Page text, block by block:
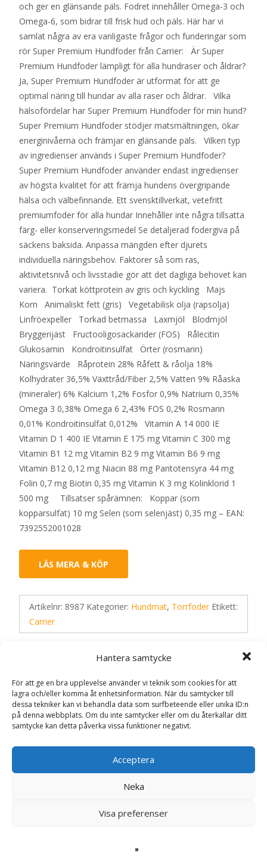
Hantera samtycke
För att ge en bra upplevelse använder vi teknik som cookies för att
lagra och/eller komma åt enhetsinformation. När du samtycker till
dessa tekniker kan vi behandla data som surfbeteende eller unika ID:n
på denna webbplats. Om du inte samtycker eller om du återkallar ditt
samtycke kan detta påverka vissa funktioner negativt.
Acceptera
Neka
Visa preferenser
och ger en glänsande päls. Fodret innehåller Omega-3 och
Omega-6, som bidrar till frisk hud och päls. Här har vi
samlat några av era vanligaste frågor och funderingar som
rör Super Premium Hundfoder från Carrier: Är Super
Premium Hundfoder lämpligt för alla hundraser och åldrar?
Ja, Super Premium Hundfoder är utformat för att ge
optimal näring till hundar av alla raser och åldrar. Vilka
hälsofördelar har Super Premium Hundfoder för min hund?
Super Premium Hundfoder stödjer matsmältningen, ökar
energinivåerna och främjar en glänsande päls. Vilken typ
av ingredienser används i Super Premium Hundfoder?
Super Premium Hundfoder använder endast ingredienser
av högsta kvalitet för att främja hundens övergripande
hälsa och välbefinnande. Ett svensktillverkat, vetefritt
premiumfoder för alla hundar Innehåller inte några tillsatta
färg- eller konserveringsmedel Se detaljerad fodergiva på
säckens baksida. Anpassa mängden efter djurets
individuella näringsbehov. Faktorer så som ras,
aktivitetsnivå och livsstadie gör att det dagliga behovet kan
variera. Torkat köttprotein av gris och kyckling Majs
Korn Animaliskt fett (gris) Vegetabilisk olja (rapsolja)
Linfröexpeller Torkad betmassa Laxmjöl Blodmjöl
Bryggerijäst Fructooligosackarider (FOS) Rålecitin
Glukosamin Kondroitinsulfat Örter (rosmarin)
Näringsvärde Råprotein 28% Råfett & råolja 18%
Kolhydrater 36,5% Växttråd/Fiber 2,5% Vatten 9% Råaska
(mineraler) 6% Kalcium 1,2% Fosfor 0,9% Natrium 0,35%
Omega 3 0,38% Omega 6 2,43% FOS 0,2% Rosmarin
0,01% Kondroitinsulfat 0,012% Vitamin A 14 000 IE
Vitamin D 1 400 IE Vitamin E 175 mg Vitamin C 300 mg
Vitamin B1 12 mg Vitamin B2 9 mg Vitamin B6 9 mg
Vitamin B12 0,12 mg Niacin 88 mg Pantotensyra 44 mg
Folin 0,7 mg Biotin 0,35 mg Vitamin K 3 mg Kolinklorid 1
500 mg Tillsatser spårämnen: Koppar (som
kopparsulfat) 10 mg Selen (som selenjäst) 0,35 mg – EAN:
7392552001028
LÄS MERA & KÖP
Artikelnr: 8987 Kategorier: Hundmat, Torrfoder Etikett:
Carrier
Recensioner (0)
Recensioner
Bli först med att recensera ”Super
Premium Hundfoder – 3,25 kg – Carrier”